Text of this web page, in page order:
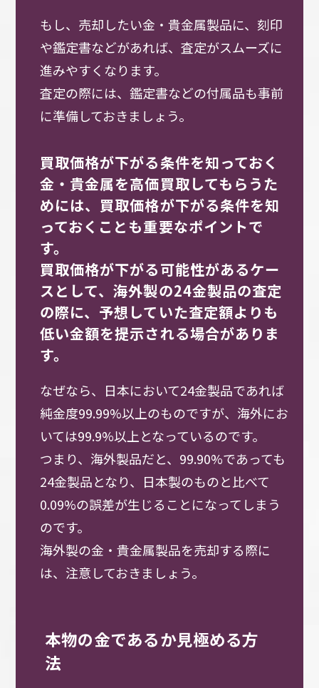
もし、売却したい金・貴金属製品に、刻印
や鑑定書などがあれば、査定がスムーズに
進みやすくなります。
査定の際には、鑑定書などの付属品も事前
に準備しておきましょう。
買取価格が下がる条件を知っておく
金・貴金属を高価買取してもらうた
めには、買取価格が下がる条件を知
っておくことも重要なポイントで
す。
買取価格が下がる可能性があるケー
スとして、海外製の24金製品の査定
の際に、予想していた査定額よりも
低い金額を提示される場合がありま
す。
なぜなら、日本において24金製品であれば
純金度99.99%以上のものですが、海外にお
いては99.9%以上となっているのです。
つまり、海外製品だと、99.90%であっても
24金製品となり、日本製のものと比べて
0.09%の誤差が生じることになってしまう
のです。
海外製の金・貴金属製品を売却する際に
は、注意しておきましょう。
本物の金であるか見極める方
法